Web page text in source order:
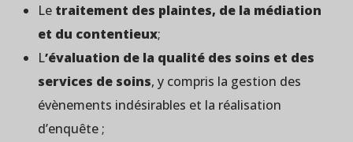
Le traitement des plaintes, de la médiation
et du contentieux;
L’évaluation de la qualité des soins et des
services de soins, y compris la gestion des
évènements indésirables et la réalisation
d’enquête ;